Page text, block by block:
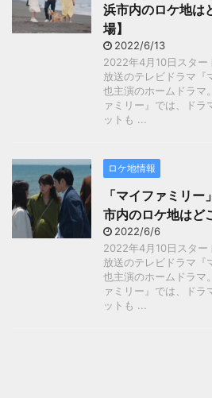
浜市内のロケ地は
場】
2022/6/13
2022年4月10日スター
放送のテレビドラマ『
也主演のホームドラマ
ァミリー』では、ドラ
ットも ...
ロケ地情報
「マイファミリ
市内のロケ地はど
2022/6/6
2022年4月10日スター
放送のテレビドラマ『
也主演のホームドラマ
ァミリー』では、ドラ
ットも ...